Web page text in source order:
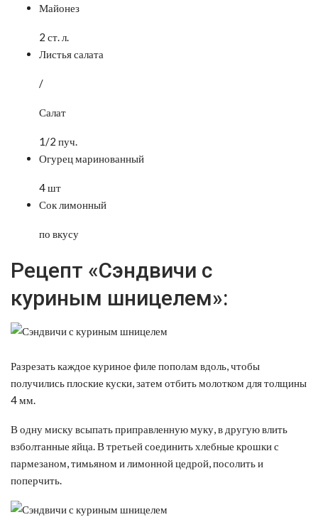
Майонез
2 ст. л.
Листья салата
/
Салат
1/2 пуч.
Огурец маринованный
4 шт
Сок лимонный
по вкусу
Рецепт «Сэндвичи с
куриным шницелем»:
Разрезать каждое куриное филе пополам вдоль, чтобы
получились плоские куски, затем отбить молотком для толщины
4 мм.
В одну миску всыпать приправленную муку, в другую влить
взболтанные яйца. В третьей соединить хлебные крошки с
пармезаном, тимьяном и лимонной цедрой, посолить и
поперчить.